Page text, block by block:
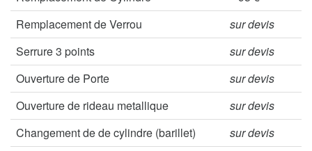
Remplacement de Verrou
sur devis
Serrure 3 points
sur devis
Ouverture de Porte
sur devis
Ouverture de rideau metallique
sur devis
Changement de de cylindre (barillet)
sur devis